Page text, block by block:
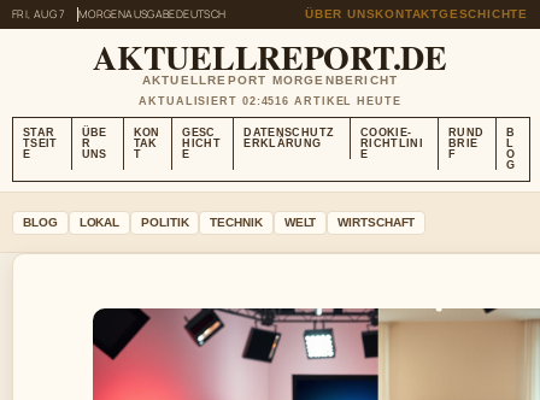
FRI, AUG 7 MORGENAUSGABEDEUTSCH ÜBER UNSKONTAKTGESCHICHTE
AKTUELLREPORT.DE
AKTUELLREPORT MORGENBERICHT
AKTUALISIERT 02:4516 ARTIKEL HEUTE
STAR
TSEIT
E
ÜBE
R
UNS
KON
TAK
T
GESC
HICHT
E
DATENSCHUTZ
ERKLÄRUNG
COOKIE-
RICHTLINI
E
RUND
BRIE
F
B
L
O
G
BLOG LOKAL POLITIK TECHNIK WELT WIRTSCHAFT